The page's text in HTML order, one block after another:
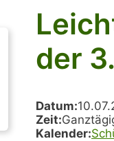
der
Datum:
Zeit:
Kalender: